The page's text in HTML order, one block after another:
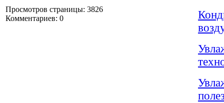
Просмотров страницы: 3826
Комментариев: 0